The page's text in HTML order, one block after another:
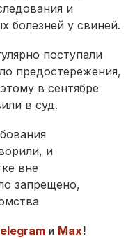
и
болезней у свиней.
поступали
предостережения,
в сентябре
в суд.
и
вне
запрещено,
и Max!